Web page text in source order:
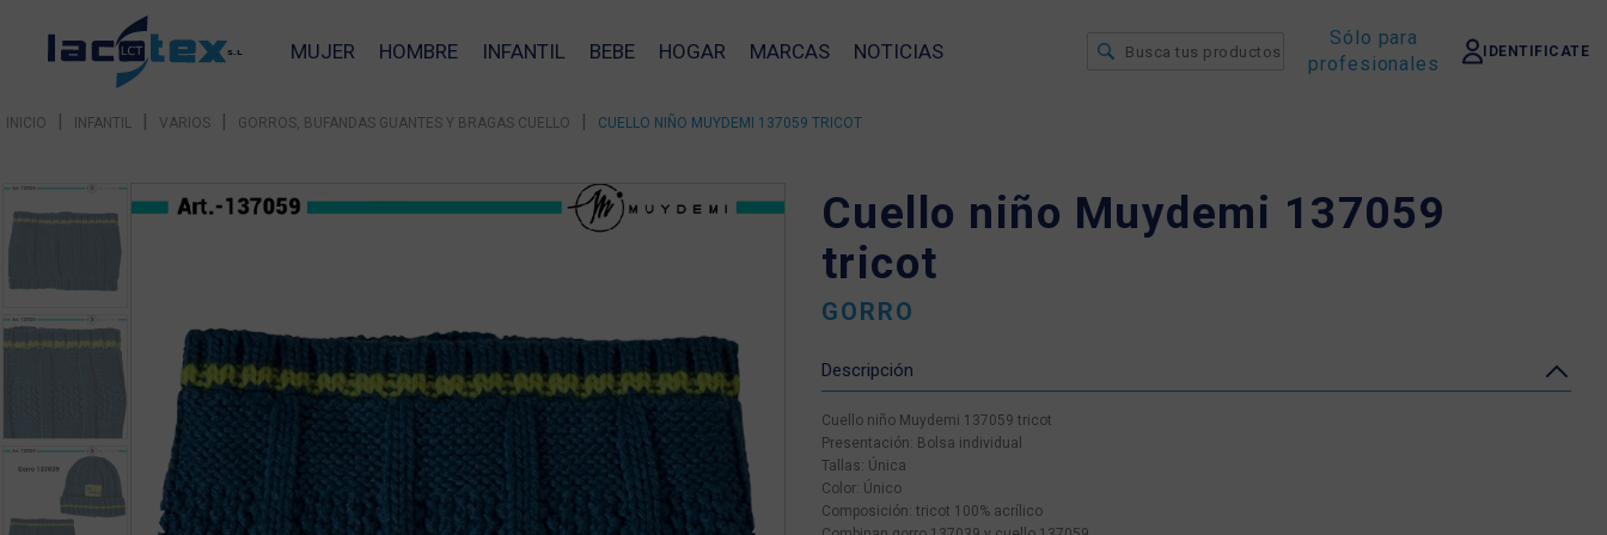
MUJER HOMBRE INFANTIL BEBE HOGAR MARCAS NOTICIAS
Sólo para
profesionales
IDENTIFICATE
INICIO | INFANTIL | VARIOS | GORROS, BUFANDAS GUANTES Y BRAGAS CUELLO | CUELLO NIÑO MUYDEMI 137059 TRICOT
❮ ❯
Cuello niño Muydemi 137059
tricot
GORRO
Descripción
Cuello niño Muydemi 137059 tricot
Presentación: Bolsa individual
Tallas: Única
Color: Único
Composición: tricot 100% acrílico